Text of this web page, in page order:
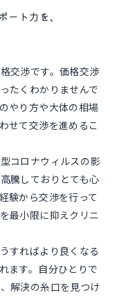
ト力を、
交渉です。価格交渉
たくわかりませんで
やり方や大体の相場
せて交渉を進めるこ
コロナウィルスの影
騰しておりとても心
験から交渉を行って
最小限に抑えクリニ
すればより良くなる
ます。自分ひとりで
解決の糸口を見つけ